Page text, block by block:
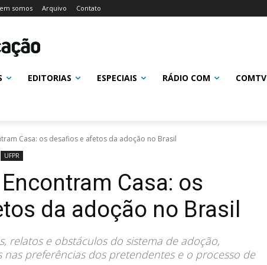
somos Arquivo Contato
EDITORIAS ESPECIAIS RÁDIO COM COMTV
Casa: os desafios e afetos da adoção no Brasil
UFPR
Casa: os
da adoção no Brasil
relatos e obstáculos do sistema de adoção,
nas preferências dos pretendentes e o processo de